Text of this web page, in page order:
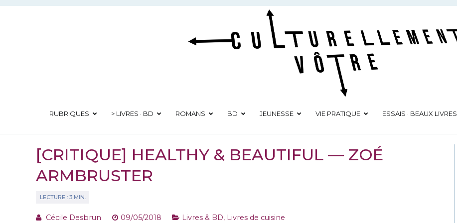
Aller
RUBRIQUES > LIVRES · BD ROMANS BD JEUNESSE VIE PRATIQUE ESSAIS · BEAUX LIVRES
[CRITIQUE] HEALTHY & BEAUTIFUL — ZOÉ
ARMBRUSTER
Cécile Desbrun 09/05/2018 Livres & BD, Livres de cuisine